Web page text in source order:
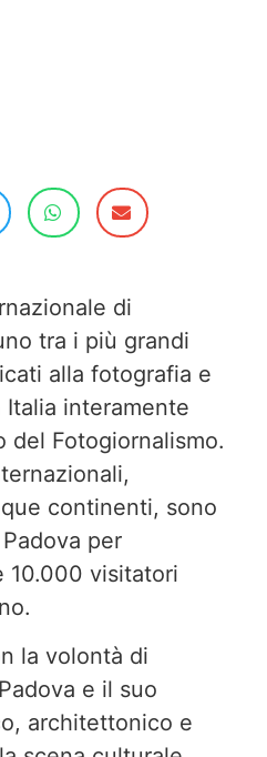
di
tra i più grandi
alla fotografia e
interamente
del Fotogiornalismo.
continenti, sono
per
10.000 visitatori
la volontà di
e il suo
architettonico e